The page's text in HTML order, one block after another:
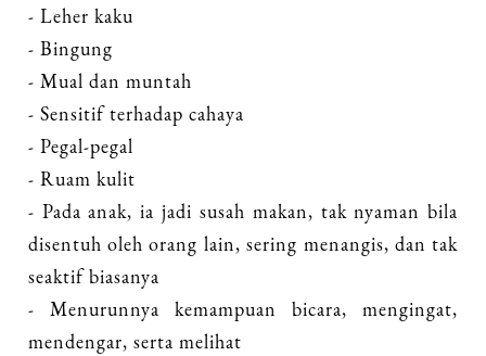
- Leher kaku
- Bingung
- Mual dan muntah
- Sensitif terhadap cahaya
- Pegal-pegal
- Ruam kulit
- Pada anak, ia jadi susah makan, tak nyaman bila
disentuh oleh orang lain, sering menangis, dan tak
seaktif biasanya
- Menurunnya kemampuan bicara, mengingat,
mendengar, serta melihat